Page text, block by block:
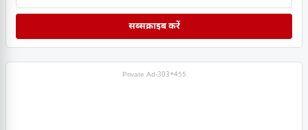
सब्सक्राइब करें
Private Ad-303*455